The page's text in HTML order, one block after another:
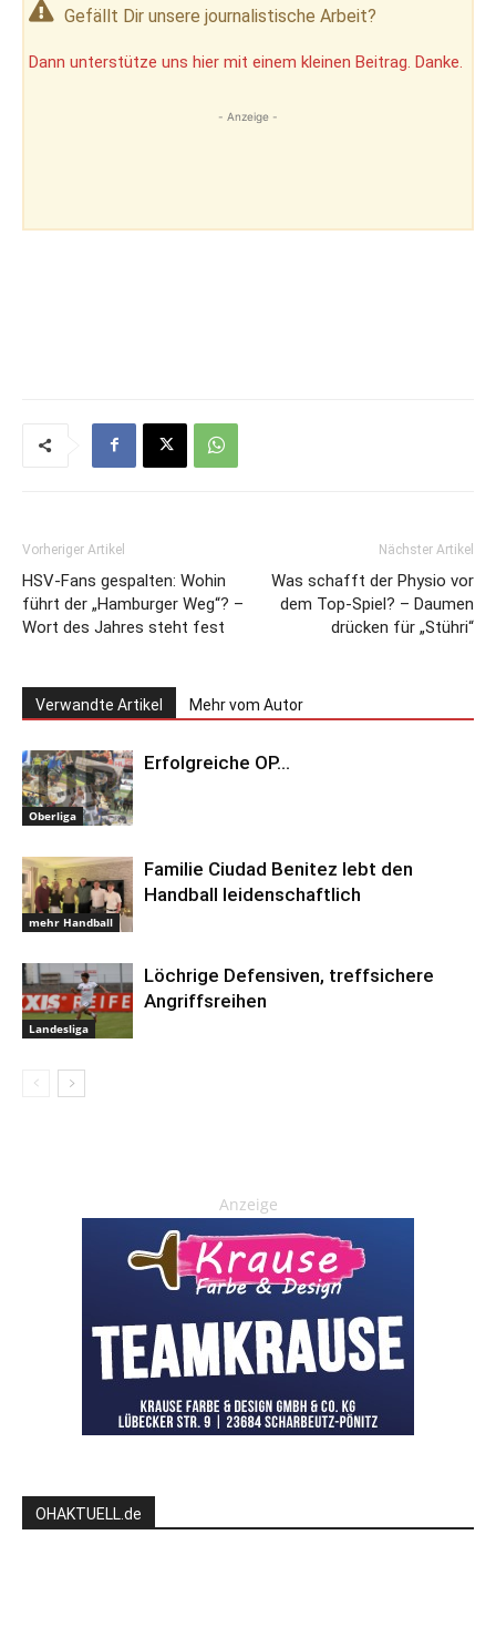
Gefällt Dir unsere journalistische Arbeit?
Dann unterstütze uns hier mit einem kleinen Beitrag. Danke.
- Anzeige -
Vorheriger Artikel
HSV-Fans gespalten: Wohin
führt der „Hamburger Weg“? –
Wort des Jahres steht fest
Nächster Artikel
Was schafft der Physio vor
dem Top-Spiel? – Daumen
drücken für „Stühri“
Verwandte Artikel Mehr vom Autor
Oberliga
Erfolgreiche OP…
mehr Handball
Familie Ciudad Benitez lebt den
Handball leidenschaftlich
Landesliga
Löchrige Defensiven, treffsichere
Angriffsreihen
Anzeige
OHAKTUELL.de